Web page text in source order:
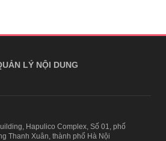
LÝ NỘI DUNG
Hapulico Complex, Số 01, phố
Thanh Xuân, thành phố Hà Nội